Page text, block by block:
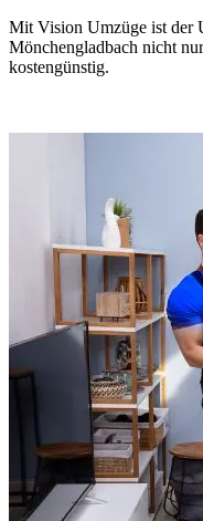
Mit Vision Umzüge ist der
Mönchengladbach nicht
kostengünstig.